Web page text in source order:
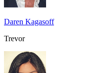
Daren Kagasoff
Trevor